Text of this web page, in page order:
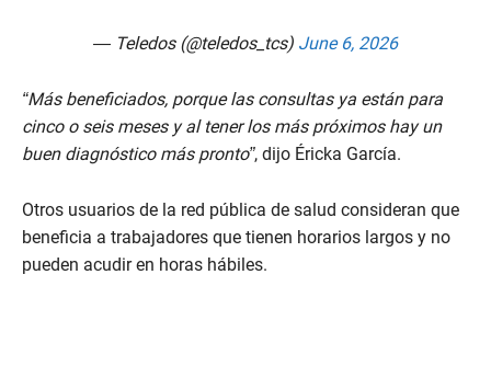
— Teledos (@teledos_tcs) June 6, 2026
“Más beneficiados, porque las consultas ya están para
cinco o seis meses y al tener los más próximos hay un
buen diagnóstico más pronto”, dijo Éricka García.
Otros usuarios de la red pública de salud consideran que
beneficia a trabajadores que tienen horarios largos y no
pueden acudir en horas hábiles.